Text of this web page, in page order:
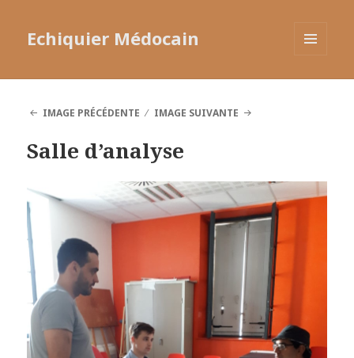
Echiquier Médocain
IMAGE PRÉCÉDENTE
IMAGE SUIVANTE
Salle d’analyse